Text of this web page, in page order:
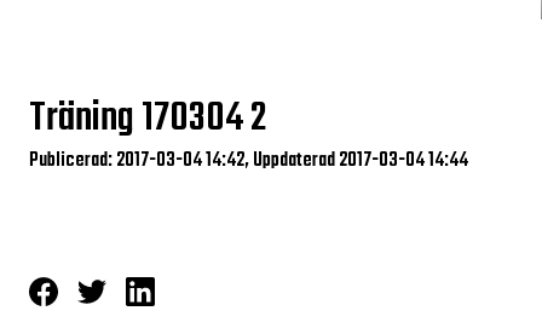
Träning 170304 2
Publicerad: 2017-03-04 14:42, Uppdaterad 2017-03-04 14:44